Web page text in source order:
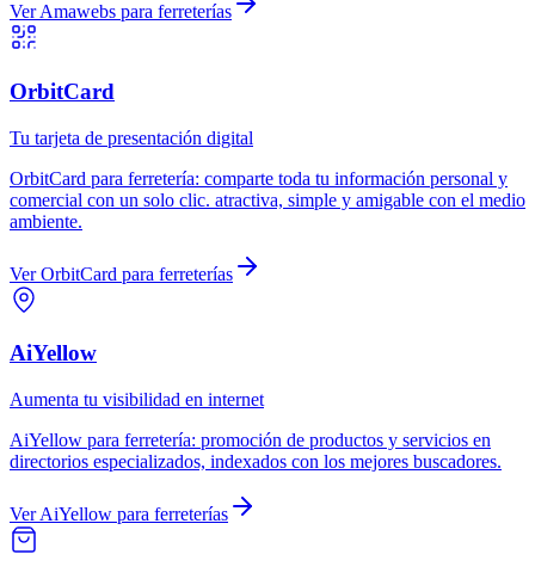
VerAmawebs para ferreterías
OrbitCard
Tu tarjeta de presentación digital
OrbitCard para ferretería: comparte toda tu información personal y
comercial con un solo clic. atractiva, simple y amigable con el medio
ambiente.
VerOrbitCard para ferreterías
AiYellow
Aumenta tu visibilidad en internet
AiYellow para ferretería: promoción de productos y servicios en
directorios especializados, indexados con los mejores buscadores.
VerAiYellow para ferreterías